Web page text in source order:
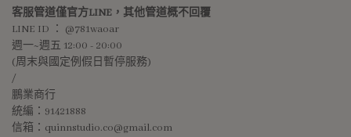
客服管道僅官方LINE，其他管道概不回覆
LINE ID ： @781waoar
週一~週五 12:00 - 20:00
(周末與國定例假日暫停服務)
/
鵬業商行
統編：91421888
信箱：quinnstudio.co@gmail.com